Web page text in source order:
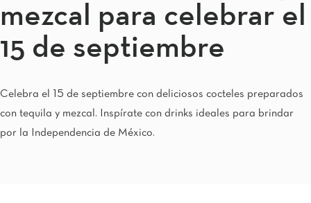
Real Inn Celaya
Estado de México
Real Inn Perinorte
Camino Real Guadalajara
Veracruz
Camino Real Veracruz
mezcal para celebrar el
15 de septiembre
Celebra el 15 de septiembre con deliciosos cocteles preparados
con tequila y mezcal. Inspírate con drinks ideales para brindar
por la Independencia de México.